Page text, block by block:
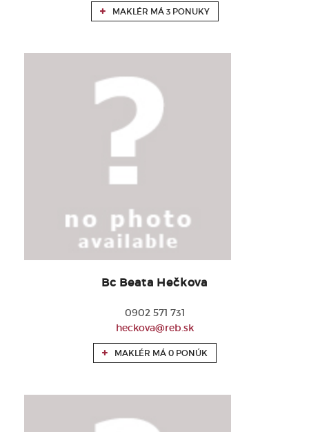
MAKLÉR MÁ 3 PONUKY
Bc Beata Hečkova
0902 571 731
heckova@reb.sk
MAKLÉR MÁ 0 PONÚK